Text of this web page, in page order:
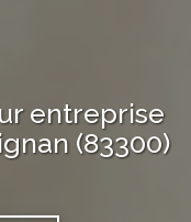
entreprise
(83300)